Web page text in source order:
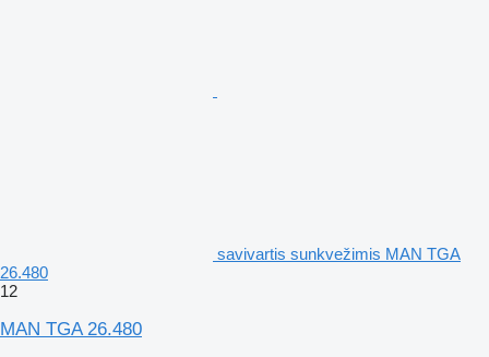
savivartis sunkvežimis MAN TGA
26.480
12
MAN TGA 26.480